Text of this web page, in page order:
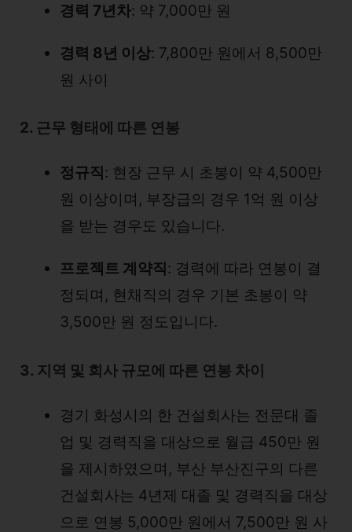
경력 7년차: 약 7,000만 원
경력 8년 이상: 7,800만 원에서 8,500만
원 사이
2. 근무 형태에 따른 연봉
정규직 : 현장 근무 시 초봉이 약 4,500만
원 이상이며, 부장급의 경우 1억 원 이상
을 받는 경우도 있습니다.
프로젝트 계약직 : 경력에 따라 연봉이 결
정되며, 현채직의 경우 기본 초봉이 약
3,500만 원 정도입니다.
3. 지역 및 회사 규모에 따른 연봉 차이
경기 화성시의 한 건설회사는 전문대 졸
업 및 경력직을 대상으로 월급 450만 원
을 제시하였으며, 부산 부산진구의 다른
건설회사는 4년제 대졸 및 경력직을 대상
으로 연봉 5,000만 원에서 7,500만 원 사